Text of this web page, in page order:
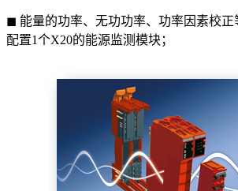
◼ 能量的功率、无功功率、功率因素校正
配置1个X20的能源监测模块；